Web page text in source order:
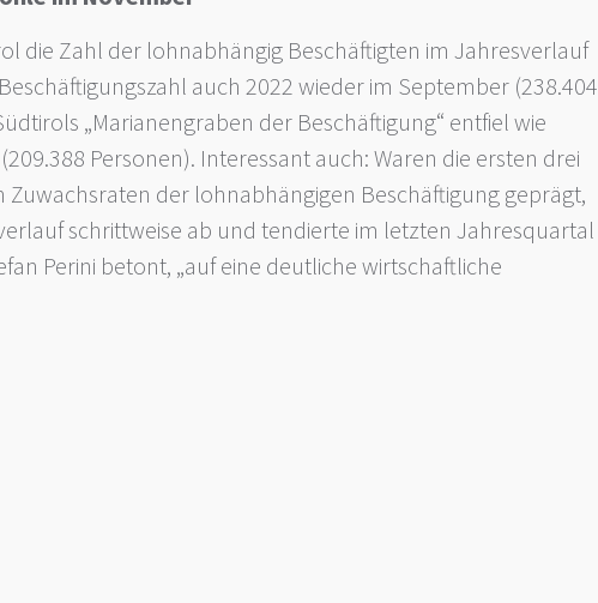
die Zahl der lohnabhängig Beschäftigten im Jahresverlauf
auch 2022 wieder im September (238.404
„Marianengraben der Beschäftigung“ entfiel wie
Personen). Interessant auch: Waren die ersten drei
Zuwachsraten der lohnabhängigen Beschäftigung geprägt,
schrittweise ab und tendierte im letzten Jahresquartal
Perini betont, „auf eine deutliche wirtschaftliche